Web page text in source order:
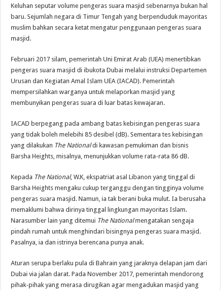
Keluhan seputar volume pengeras suara masjid sebenarnya bukan hal
baru. Sejumlah negara di Timur Tengah yang berpenduduk mayoritas
muslim bahkan secara ketat mengatur penggunaan pengeras suara
masjid.
Februari 2017 silam, pemerintah Uni Emirat Arab (UEA) menertibkan
pengeras suara masjid di ibukota Dubai melalui instruksi Departemen
Urusan dan Kegiatan Amal Islam UEA (IACAD). Pemerintah
mempersilahkan warganya untuk melaporkan masjid yang
membunyikan pengeras suara di luar batas kewajaran.
IACAD berpegang pada ambang batas kebisingan pengeras suara
yang tidak boleh melebihi 85 desibel (dB). Sementara tes kebisingan
yang dilakukan The Nationaldi kawasan pemukiman dan bisnis
Barsha Heights, misalnya, menunjukkan volume rata-rata 86 dB.
Kepada The National, W.K, ekspatriat asal Libanon yang tinggal di
Barsha Heights mengaku cukup terganggu dengan tingginya volume
pengeras suara masjid. Namun, ia tak berani buka mulut. Ia berusaha
memaklumi bahwa dirinya tinggal lingkungan mayoritas Islam.
Narasumber lain yang ditemui The Nationalmengatakan sengaja
pindah rumah untuk menghindari bisingnya pengeras suara masjid.
Pasalnya, ia dan istrinya berencana punya anak.
Aturan serupa berlaku pula di Bahrain yang jaraknya delapan jam dari
Dubai via jalan darat. Pada November 2017, pemerintah mendorong
pihak-pihak yang merasa dirugikan agar mengadukan masjid yang